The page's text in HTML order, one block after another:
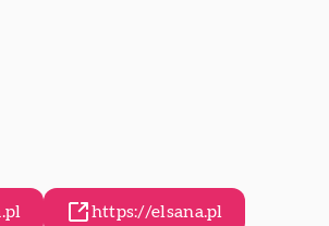
https://elsana.pl